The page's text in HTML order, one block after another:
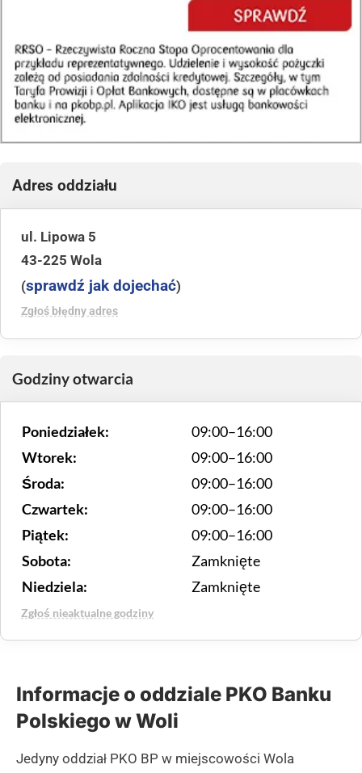
Adres oddziału
ul. Lipowa 5
43-225 Wola
(sprawdź jak dojechać)
Zgłoś błędny adres
Godziny otwarcia
Poniedziałek:
09:00–16:00
Wtorek:
09:00–16:00
Środa:
09:00–16:00
Czwartek:
09:00–16:00
Piątek:
09:00–16:00
Sobota:
Zamknięte
Niedziela:
Zamknięte
Zgłoś nieaktualne godziny
Informacje o oddziale PKO Banku
Polskiego w Woli
Jedyny oddział PKO BP w miejscowości Wola